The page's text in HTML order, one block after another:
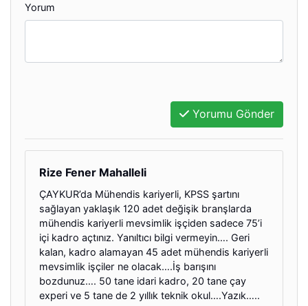
Yorum
Yorumu Gönder
Rize Fener Mahalleli
ÇAYKUR’da Mühendis kariyerli, KPSS şartını
sağlayan yaklaşık 120 adet değişik branşlarda
mühendis kariyerli mevsimlik işçiden sadece 75’i
içi kadro açtınız. Yanıltıcı bilgi vermeyin…. Geri
kalan, kadro alamayan 45 adet mühendis kariyerli
mevsimlik işçiler ne olacak….İş barışını
bozdunuz…. 50 tane idari kadro, 20 tane çay
experi ve 5 tane de 2 yıllık teknik okul….Yazık…..